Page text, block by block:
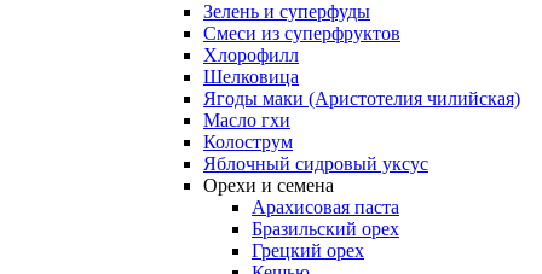
Зелень и суперфуды
Смеси из суперфруктов
Хлорофилл
Шелковица
Ягоды маки (Аристотелия чилийская)
Масло гхи
Колострум
Яблочный сидровый уксус
Орехи и семена
Арахисовая паста
Бразильский орех
Грецкий орех